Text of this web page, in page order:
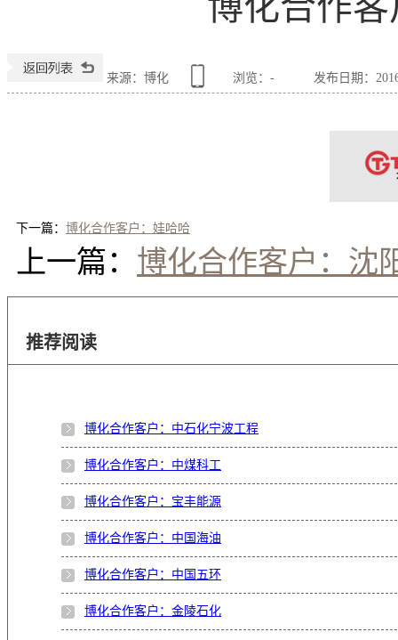
来源：博化 浏览： - 发布日期：
下一篇： 博化合作客户：娃哈哈
上一篇： 博化合作客户：沈
推荐阅读
博化合作客户：中石化宁波工程
博化合作客户：中煤科工
博化合作客户：宝丰能源
博化合作客户：中国海油
博化合作客户：中国五环
博化合作客户：金陵石化